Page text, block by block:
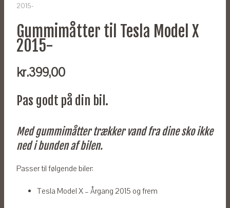
2015-
Gummimåtter til Tesla Model X
2015-
kr.399,00
Pas godt på din bil.
Med gummimåtter trækker vand fra dine sko ikke
ned i bunden af bilen.
Passer til følgende biler:
Tesla Model X – Årgang 2015 og frem